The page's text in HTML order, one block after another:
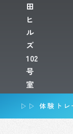
田
ヒ
ル
ズ
102
号
室
▷▷ 体験トレ